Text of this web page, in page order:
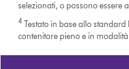
selezionati, o possono essere
4 Testato in base allo
contenitore pieno e in modalità